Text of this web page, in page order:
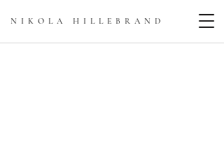
NIKOLA HILLEBRAN D